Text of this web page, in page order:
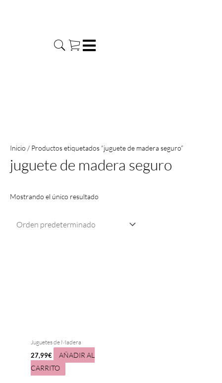
Inicio / Productos etiquetados “juguete de madera seguro”
juguete de madera seguro
Mostrando el único resultado
Juguetes de Madera
27,99€
AÑADIR AL
CARRITO